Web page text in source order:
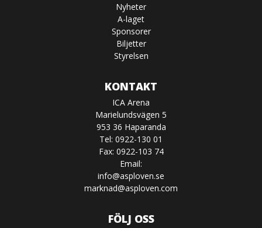
Nyheter
A-laget
Sponsorer
Biljetter
Styrelsen
KONTAKT
ICA Arena
Marielundsvägen 5
953 36 Haparanda
Tel: 0922-130 01
Fax: 0922-103 74
Email:
info@asploven.se
marknad@asploven.com
FÖLJ OSS